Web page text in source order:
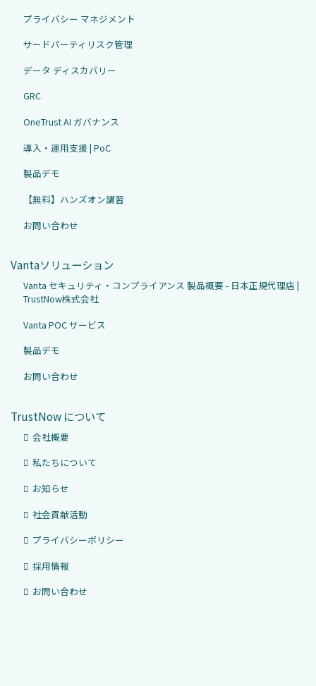
プライバシー マネジメント
サードパーティリスク管理
データ ディスカバリー
GRC
OneTrust AI ガバナンス
導入・運用支援 | PoC
製品デモ
【無料】ハンズオン講習
お問い合わせ
Vantaソリューション
Vanta セキュリティ・コンプライアンス 製品概要 - 日本正規代理店 |
TrustNow株式会社
Vanta POC サービス
製品デモ
お問い合わせ
TrustNow について
会社概要
私たちについて
お知らせ
社会貢献活動
プライバシーポリシー
採用情報
お問い合わせ